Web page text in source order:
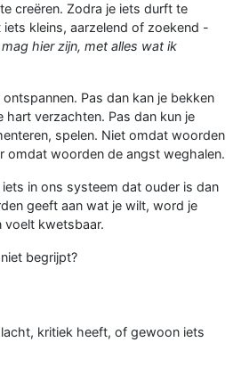
creëren. Zodra je iets durft te
kleins, aarzelend of zoekend -
hier zijn, met alles wat ik
Pas dan kan je bekken
hart verzachten. Pas dan kun je
spelen. Niet omdat woorden
omdat woorden de angst weghalen.
in ons systeem dat ouder is dan
geeft aan wat je wilt, word je
voelt kwetsbaar.
begrijpt?
kritiek heeft, of gewoon iets